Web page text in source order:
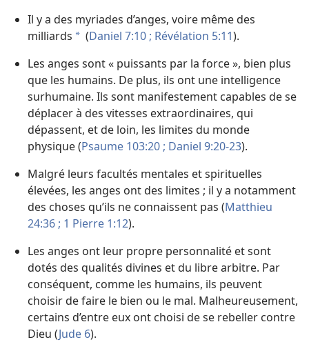
Il y a des myriades d’anges, voire même des
milliards a (Daniel 7:10 ; Révélation 5:11).
Les anges sont « puissants par la force », bien plus
que les humains. De plus, ils ont une intelligence
surhumaine. Ils sont manifestement capables de se
déplacer à des vitesses extraordinaires, qui
dépassent, et de loin, les limites du monde
physique (Psaume 103:20 ; Daniel 9:20-23).
Malgré leurs facultés mentales et spirituelles
élevées, les anges ont des limites ; il y a notamment
des choses qu’ils ne connaissent pas (Matthieu
24:36 ; 1 Pierre 1:12).
Les anges ont leur propre personnalité et sont
dotés des qualités divines et du libre arbitre. Par
conséquent, comme les humains, ils peuvent
choisir de faire le bien ou le mal. Malheureusement,
certains d’entre eux ont choisi de se rebeller contre
Dieu (Jude 6).